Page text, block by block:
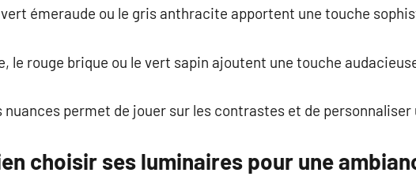
émeraude ou le gris anthracite apportent une touche
le rouge brique ou le vert sapin ajoutent une touche
permet de jouer sur les contrastes et de personnaliser
choisir ses luminaires pour une